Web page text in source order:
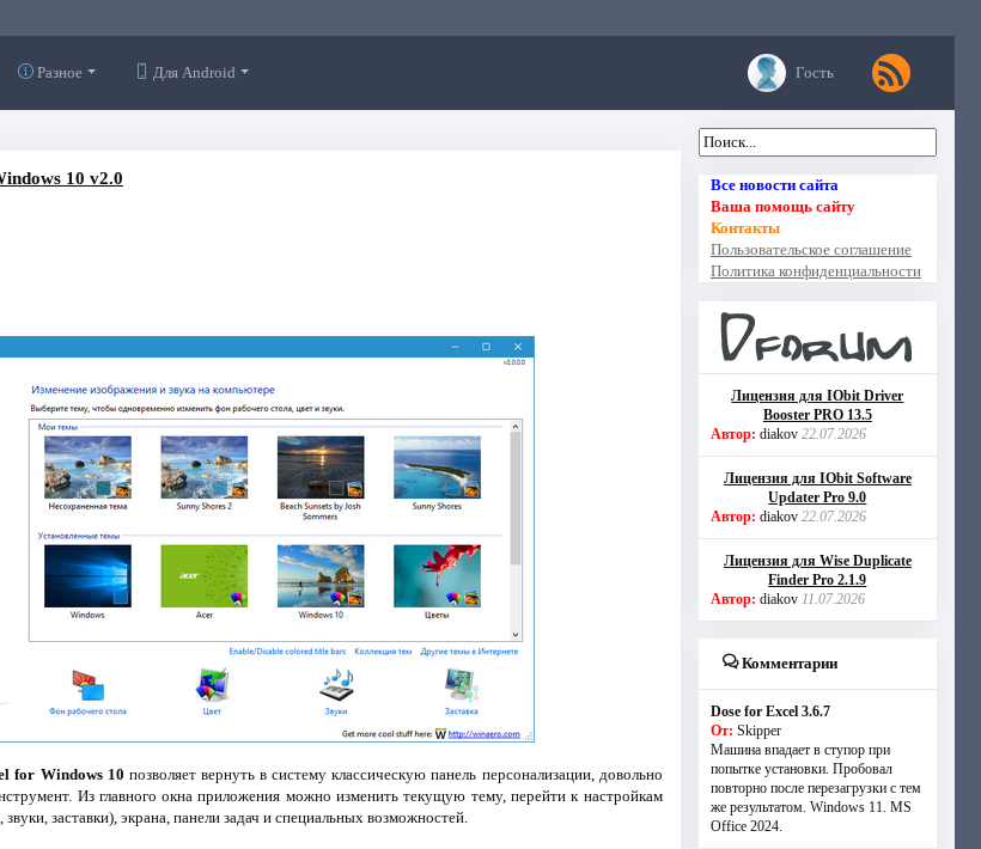
Разное Для Android Гость
10 v2.0
for Windows 10 позволяет вернуть в систему классическую панель персонализации, довольно
Из главного окна приложения можно изменить текущую тему, перейти к настройкам
заставки), экрана, панели задач и специальных возможностей.
Все новости сайта
Ваша помощь сайту
Контакты
Пользовательское соглашение
Политика конфиденциальности
Лицензия для IObit Driver
Booster PRO 13.5
Автор: diakov 22.07.2026
Лицензия для IObit Software
Updater Pro 9.0
Автор: diakov 22.07.2026
Лицензия для Wise Duplicate
Finder Pro 2.1.9
Автор: diakov 11.07.2026
Комментарии
Dose for Excel 3.6.7
От: Skipper
Машина впадает в ступор при
попытке установки. Пробовал
повторно после перезагрузки с тем
же результатом. Windows 11. MS
Offiсe 2024.